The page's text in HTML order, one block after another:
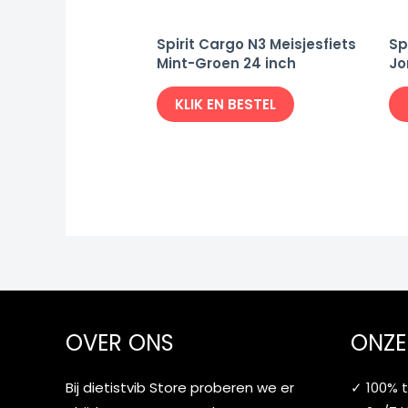
Spirit Cargo N3 Meisjesfiets
Mint-Groen 24 inch
KLIK EN BESTEL
OVER ONS
Bij dietistvib Store proberen we er
✓